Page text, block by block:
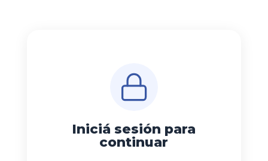
Iniciá sesión para
continuar